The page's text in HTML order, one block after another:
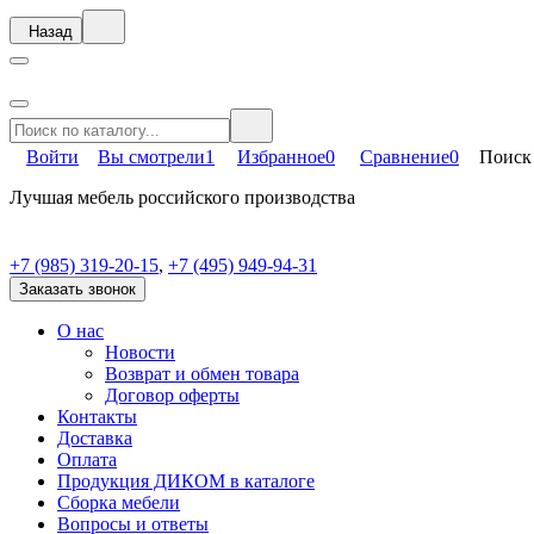
Назад
Войти Вы смотрели1 Избранное0 Сравнение0 Поиск
Лучшая мебель российского производства
+7 (985) 319-20-15, +7 (495) 949-94-31
Заказать звонок
О нас
Новости
Возврат и обмен товара
Договор оферты
Контакты
Доставка
Оплата
Продукция ДИКОМ в каталоге
Сборка мебели
Вопросы и ответы